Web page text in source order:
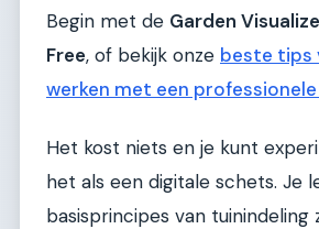
Begin met de Garden
Free, of bekijk onze beste tips
werken met een
Het kost niets en je kunt
het als een digitale schets. Je
basisprincipes van tuinindeling